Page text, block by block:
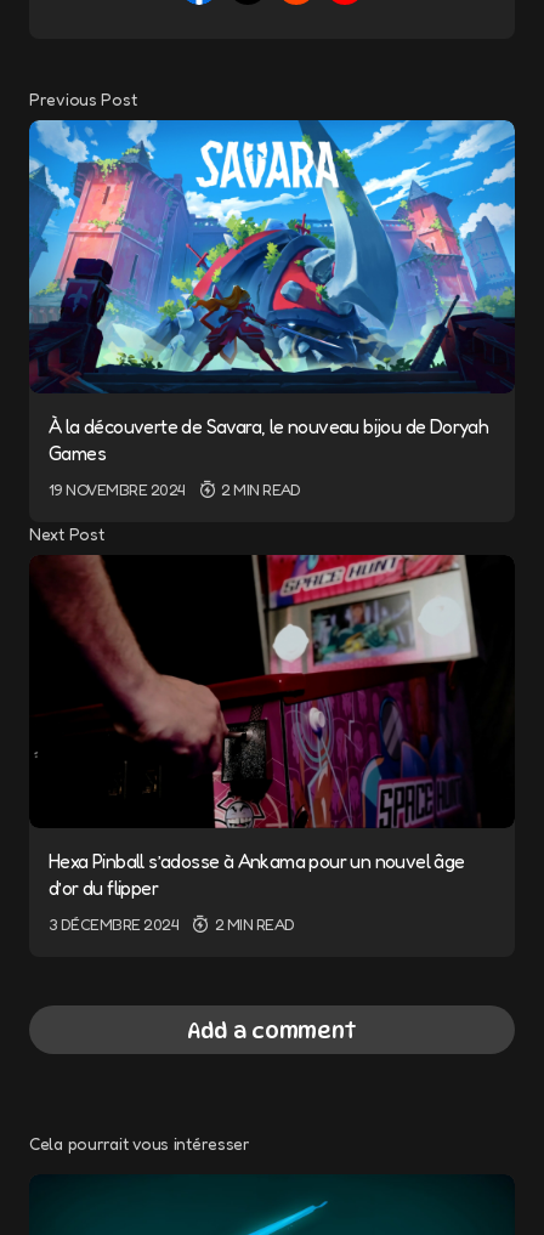
Previous Post
À la découverte de Savara, le nouveau bijou de Doryah
Games
19 NOVEMBRE 2024 2 MIN READ
Next Post
Hexa Pinball s’adosse à Ankama pour un nouvel âge
d’or du flipper
3 DÉCEMBRE 2024 2 MIN READ
Add a comment
Votre adresse e-mail ne sera pas publiée.
Cela pourrait vous intéresser